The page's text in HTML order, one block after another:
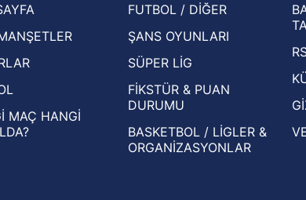
Kupası haberleri
Şampiyonlar Ligi haberleri
Ligi haberleri
Konferans Ligi haberleri
basından
Beşiktaş'ın
Eleme Turu
MAÇ HANGİ
FUTBOL / DİĞER
ŞANS OYUNLARI
SÜPER LİG
FİKSTÜR & PUAN
DURUMU
BASKETBOL / LİGLER &
ORGANİZASYONLAR